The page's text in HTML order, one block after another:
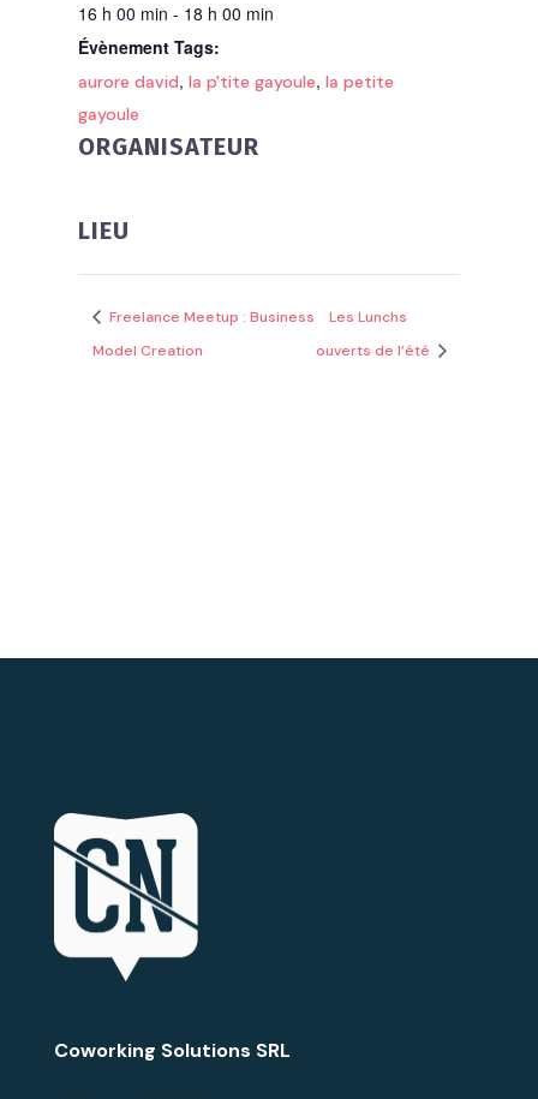
16 h 00 min - 18 h 00 min
Évènement Tags:
aurore david, la p'tite gayoule, la petite
gayoule
ORGANISATEUR
LIEU
Freelance Meetup : Business
Model Creation
Les Lunchs
ouverts de l’été
Coworking Solutions SRL